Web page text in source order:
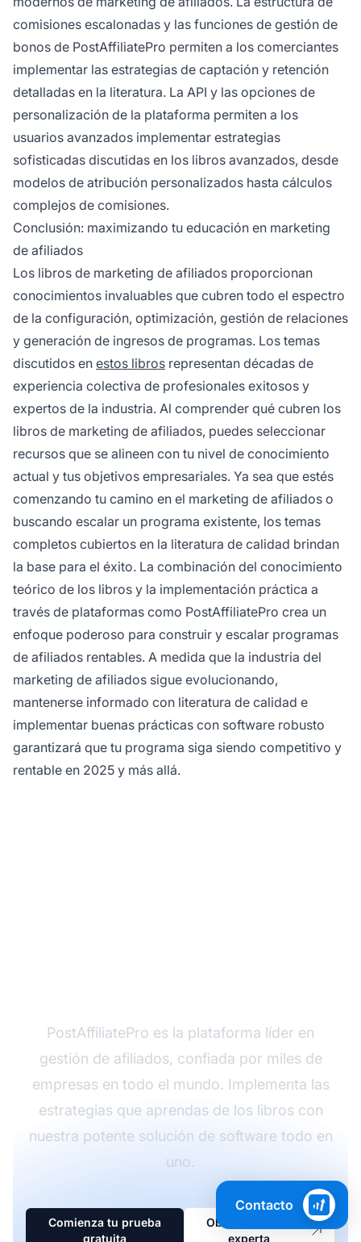
comisiones escalonadas y las funciones de gestión de
bonos de PostAffiliatePro permiten a los comerciantes
implementar las estrategias de captación y retención
detalladas en la literatura. La API y las opciones de
personalización de la plataforma permiten a los
usuarios avanzados implementar estrategias
sofisticadas discutidas en los libros avanzados, desde
modelos de atribución personalizados hasta cálculos
complejos de comisiones.
Conclusión: maximizando tu educación en marketing
de afiliados
Los libros de marketing de afiliados proporcionan
conocimientos invaluables que cubren todo el espectro
de la configuración, optimización, gestión de relaciones
y generación de ingresos de programas. Los temas
discutidos en estos libros representan décadas de
experiencia colectiva de profesionales exitosos y
expertos de la industria. Al comprender qué cubren los
libros de marketing de afiliados, puedes seleccionar
recursos que se alineen con tu nivel de conocimiento
actual y tus objetivos empresariales. Ya sea que estés
comenzando tu camino en el marketing de afiliados o
buscando escalar un programa existente, los temas
completos cubiertos en la literatura de calidad brindan
la base para el éxito. La combinación del conocimiento
teórico de los libros y la implementación práctica a
través de plataformas como PostAffiliatePro crea un
enfoque poderoso para construir y escalar programas
de afiliados rentables. A medida que la industria del
marketing de afiliados sigue evolucionando,
mantenerse informado con literatura de calidad e
implementar buenas prácticas con software robusto
garantizará que tu programa siga siendo competitivo y
rentable en 2025 y más allá.
PostAffiliatePro es la plataforma líder en
gestión de afiliados, confiada por miles de
empresas en todo el mundo. Implementa las
estrategias que aprendas de los libros con
nuestra potente solución de software todo en
uno.
Comienza tu prueba
gratuita
Obtén asesoría
experta
Contacto